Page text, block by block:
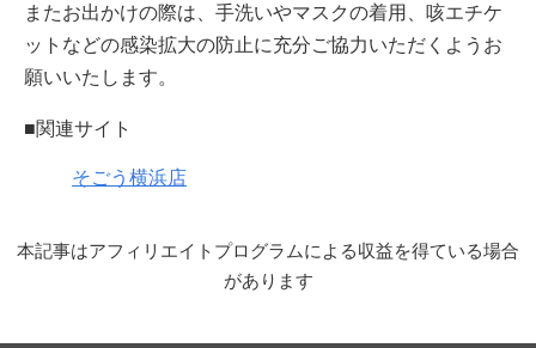
またお出かけの際は、手洗いやマスクの着用、咳エチケ
ットなどの感染拡大の防止に充分ご協力いただくようお
願いいたします。
■関連サイト
そごう横浜店
本記事はアフィリエイトプログラムによる収益を得ている場合
があります